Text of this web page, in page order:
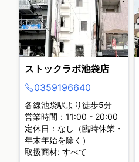
ストックラボ池袋店
0359196640
各線池袋駅より徒歩5分
営業時間：11:00 - 20:00
定休日：なし（臨時休業・
年末年始を除く）
取扱商材: すべて